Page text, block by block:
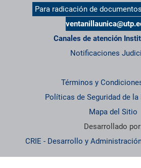
Para radicación de
Canales de atención
Notificaciones
Términos y
Políticas de Seguridad de
Mapa del Sitio
Desarrollado
CRIE - Desarrollo y